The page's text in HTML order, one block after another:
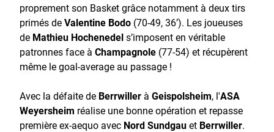
proprement son Basket grâce notamment à deux tirs
primés deValentine Bodo (70-49, 36’). Les joueuses
de Mathieu Hochenedels’imposent en véritable
patronnes face à Champagnole (77-54) et récupèrent
même le goal-average au passage !
Avec la défaite de Berrwiller à Geispolsheim, l'ASA
Weyersheim réalise une bonne opération et repasse
première ex-aequo avec Nord Sundgauet Berrwiller.